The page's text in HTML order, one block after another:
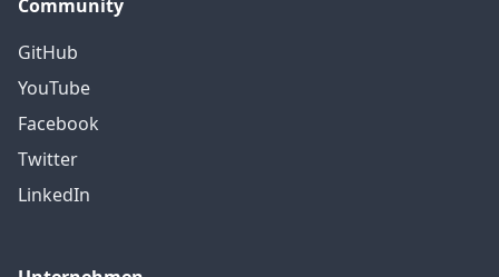
Community
GitHub
YouTube
Facebook
Twitter
LinkedIn